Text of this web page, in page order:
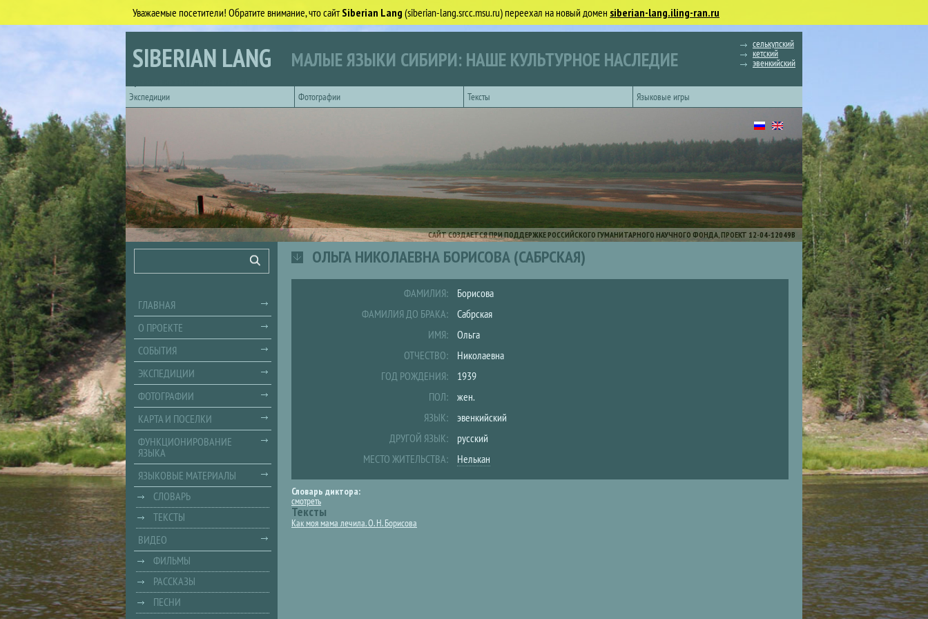
Уважаемые посетители! Обратите внимание, что сайтSiberian Lang (siberian-lang.srcc.msu.ru) переехал на новый домен siberian-lang.iling-ran.ru
SIBERIAN LANG МАЛЫЕ ЯЗЫКИ СИБИРИ: НАШЕ КУЛЬТУРНОЕ НАСЛЕДИЕ
селькупский
кетский
эвенкийский
Экспедиции
Фотографии Тексты Языковые игры
САЙТ СОЗДАЕТСЯ ПРИ ПОДДЕРЖКЕ РОССИЙСКОГО ГУМАНИТАРНОГО НАУЧНОГО ФОНДА, ПРОЕКТ 12-04-12049В
ОЛЬГА НИКОЛАЕВНА БОРИСОВА (САБРСКАЯ)
ФАМИЛИЯ:
Борисова
ФАМИЛИЯ ДО БРАКА:
Сабрская
ИМЯ:
Ольга
ОТЧЕСТВО:
Николаевна
ГОД РОЖДЕНИЯ:
1939
ПОЛ:
жен.
ЯЗЫК:
эвенкийский
ДРУГОЙ ЯЗЫК:
русский
МЕСТО ЖИТЕЛЬСТВА:
Нелькан
Словарь диктора:
смотреть
Тексты
Как моя мама лечила. О. Н. Борисова
Поиск
ГЛАВНАЯ
О ПРОЕКТЕ
СОБЫТИЯ
ЭКСПЕДИЦИИ
ФОТОГРАФИИ
КАРТА И ПОСЕЛКИ
ФУНКЦИОНИРОВАНИЕ
ЯЗЫКА
ЯЗЫКОВЫЕ МАТЕРИАЛЫ
СЛОВАРЬ
ТЕКСТЫ
ВИДЕО
ФИЛЬМЫ
РАССКАЗЫ
ПЕСНИ